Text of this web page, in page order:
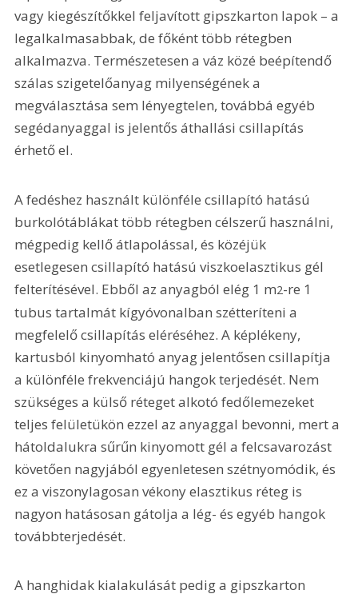
vagy kiegészítőkkel feljavított gipszkarton lapok – a
legalkalmasabbak, de főként több rétegben
alkalmazva. Természetesen a váz közé beépítendő
szálas szigetelőanyag milyenségének a
megválasztása sem lényegtelen, továbbá egyéb
segédanyaggal is jelentős áthallási csillapítás
érhető el.
A fedéshez használt különféle csillapító hatású
burkolótáblákat több rétegben célszerű használni,
mégpedig kellő átlapolással, és közéjük
esetlegesen csillapító hatású viszkoelasztikus gél
felterítésével. Ebből az anyagból elég 1 m2-re 1
tubus tartalmát kígyóvonalban szétteríteni a
megfelelő csillapítás eléréséhez. A képlékeny,
kartusból kinyomható anyag jelentősen csillapítja
a különféle frekvenciájú hangok terjedését. Nem
szükséges a külső réteget alkotó fedőlemezeket
teljes felületükön ezzel az anyaggal bevonni, mert a
hátoldalukra sűrűn kinyomott gél a felcsavarozást
követően nagyjából egyenletesen szétnyomódik, és
ez a viszonylagosan vékony elasztikus réteg is
nagyon hatásosan gátolja a lég- és egyéb hangok
továbbterjedését.
A hanghidak kialakulását pedig a gipszkarton